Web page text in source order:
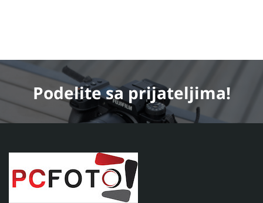
Podelitesa prijateljima!